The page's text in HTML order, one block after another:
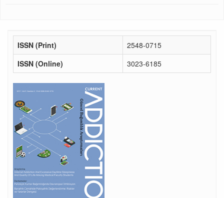
ISSN (Print)
2548-0715
ISSN (Online)
3023-6185